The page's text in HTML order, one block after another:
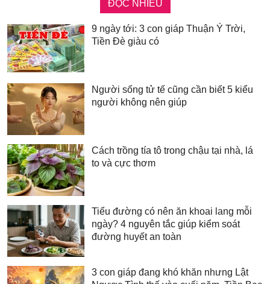
ĐỌC NHIỀU
9 ngày tới: 3 con giáp Thuận Ý Trời,
Tiền Đè giàu có
Người sống tử tế cũng cần biết 5 kiểu
người không nên giúp
Cách trồng tía tô trong chậu tại nhà, lá
to và cực thơm
Tiểu đường có nên ăn khoai lang mỗi
ngày? 4 nguyên tắc giúp kiểm soát
đường huyết an toàn
3 con giáp đang khó khăn nhưng Lật